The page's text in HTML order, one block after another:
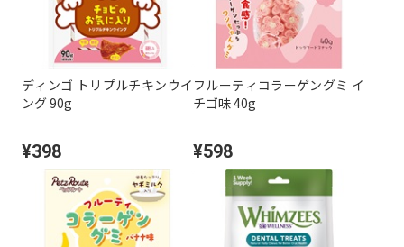
ディンゴ トリプルチキンウイ
ング 90g
¥398
フルーティコラーゲングミ イ
チゴ味 40g
¥598